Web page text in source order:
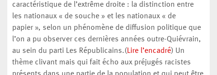
caractéristique de l’extrême droite : la distinction entre
les nationaux « de souche » et les nationaux « de
papier », selon un phénomène de diffusion politique que
l’on a pu observer ces dernières années outre-Quiévrain,
au sein du parti Les Républicains.(Lire l’encadré) Un
thème clivant mais qui fait écho aux préjugés racistes